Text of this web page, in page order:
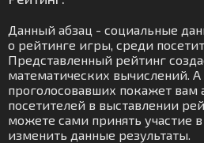
Данный абзац - социальные
о рейтинге игры, среди
Представленный рейтинг
математических вычислений. А
проголосовавших покажет вам
посетителей в выставлении
можете сами принять участие
изменить данные результаты.